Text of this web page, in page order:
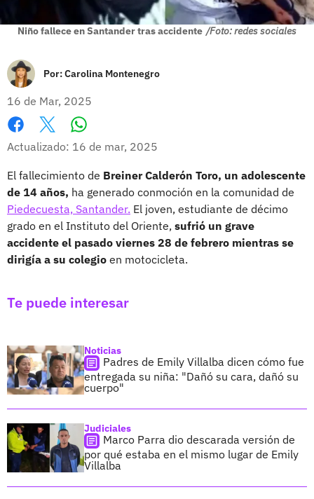
Niño fallece en Santander tras accidente /Foto: redes sociales
Por:Carolina Montenegro
16 de Mar, 2025
Facebook
X
Actualizado: 16 de mar, 2025
El fallecimiento de Breiner Calderón Toro, un adolescente
de 14 años, ha generado conmoción en la comunidad de
Piedecuesta, Santander. El joven, estudiante de décimo
grado en el Instituto del Oriente, sufrió un grave
accidente el pasado viernes 28 de febrero mientras se
dirigía a su colegio en motocicleta.
Te puede interesar
Noticias
Padres de Emily Villalba dicen cómo fue
entregada su niña: "Dañó su cara, dañó su
cuerpo"
Judiciales
Marco Parra dio descarada versión de
por qué estaba en el mismo lugar de Emily
Villalba